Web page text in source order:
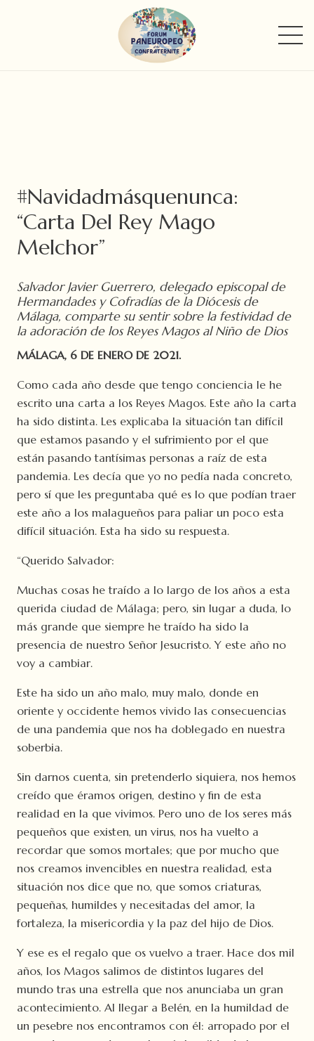
#Navidadmásquenunca:
“Carta Del Rey Mago
Melchor”
Salvador Javier Guerrero, delegado episcopal de
Hermandades y Cofradías de la Diócesis de
Málaga, comparte su sentir sobre la festividad de
la adoración de los Reyes Magos al Niño de Dios
MÁLAGA, 6 DE ENERO DE 2021.
Como cada año desde que tengo conciencia le he
escrito una carta a los Reyes Magos. Este año la carta
ha sido distinta. Les explicaba la situación tan difícil
que estamos pasando y el sufrimiento por el que
están pasando tantísimas personas a raíz de esta
pandemia. Les decía que yo no pedía nada concreto,
pero sí que les preguntaba qué es lo que podían traer
este año a los malagueños para paliar un poco esta
difícil situación. Esta ha sido su respuesta.
“Querido Salvador:
Muchas cosas he traído a lo largo de los años a esta
querida ciudad de Málaga; pero, sin lugar a duda, lo
más grande que siempre he traído ha sido la
presencia de nuestro Señor Jesucristo. Y este año no
voy a cambiar.
Este ha sido un año malo, muy malo, donde en
oriente y occidente hemos vivido las consecuencias
de una pandemia que nos ha doblegado en nuestra
soberbia.
Sin darnos cuenta, sin pretenderlo siquiera, nos hemos
creído que éramos origen, destino y fin de esta
realidad en la que vivimos. Pero uno de los seres más
pequeños que existen, un virus, nos ha vuelto a
recordar que somos mortales; que por mucho que
nos creamos invencibles en nuestra realidad, esta
situación nos dice que no, que somos criaturas,
pequeñas, humildes y necesitadas del amor, la
fortaleza, la misericordia y la paz del hijo de Dios.
Y ese es el regalo que os vuelvo a traer. Hace dos mil
años, los Magos salimos de distintos lugares del
mundo tras una estrella que nos anunciaba un gran
acontecimiento. Al llegar a Belén, en la humildad de
un pesebre nos encontramos con él: arropado por el